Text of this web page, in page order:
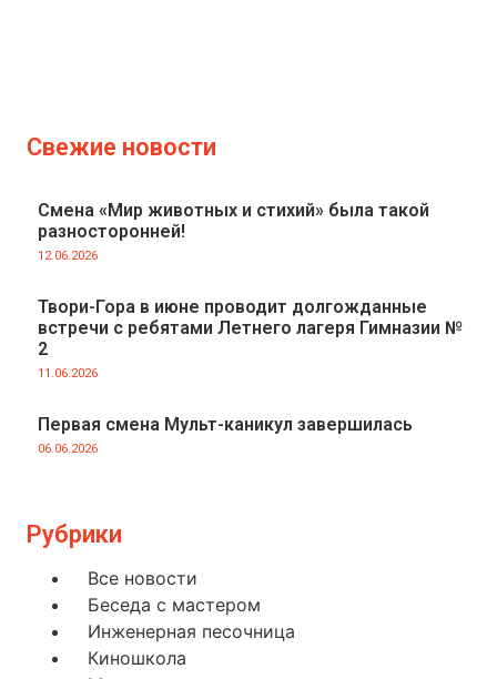
Свежие новости
Смена «Мир животных и стихий» была такой
разносторонней!
12.06.2026
Твори-Гора в июне проводит долгожданные
встречи с ребятами Летнего лагеря Гимназии №
2
11.06.2026
Первая смена Мульт-каникул завершилась
06.06.2026
Рубрики
Все новости
Беседа с мастером
Инженерная песочница
Киношкола